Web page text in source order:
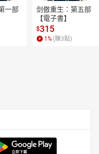
一部
剑傲重生：第五部
【電子書】
$315
1 % (賺3點)